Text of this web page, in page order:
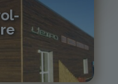
sa.fr